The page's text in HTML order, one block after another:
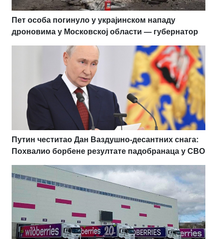
Пет особа погинуло у украјинском нападу
дроновима у Московској области — губернатор
Путин честитао Дан Ваздушно-десантних снага:
Похвалио борбене резултате падобранаца у СВО